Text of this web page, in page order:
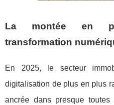
La montée en
transformation
En 2025, le secteur
digitalisation de plus en plus
ancrée dans presque